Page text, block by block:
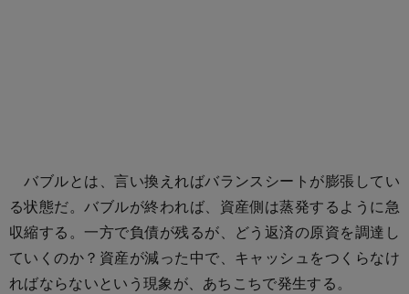
バブルとは、言い換えればバランスシートが膨張してい
る状態だ。バブルが終われば、資産側は蒸発するように急
収縮する。一方で負債が残るが、どう返済の原資を調達し
ていくのか？資産が減った中で、キャッシュをつくらなけ
ればならないという現象が、あちこちで発生する。